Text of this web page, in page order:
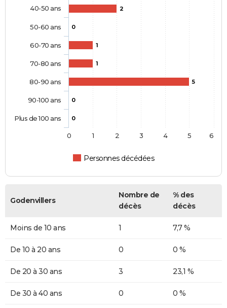
2
0
1
1
5
0
0
Personnes décédées
40-50 ans
50-60 ans
60-70 ans
70-80 ans
80-90 ans
90-100 ans
Plus de 100 ans
0 1 2 3 4 5 6
Godenvillers
Nombre de
décès
% des
décès
Moins de 10 ans 1 7,7 %
De 10 à 20 ans 0 0 %
De 20 à 30 ans 3 23,1 %
De 30 à 40 ans 0 0 %